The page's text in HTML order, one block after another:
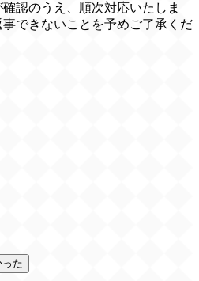
認のうえ、順次対応いたしま
できないことを予めご了承くだ
た